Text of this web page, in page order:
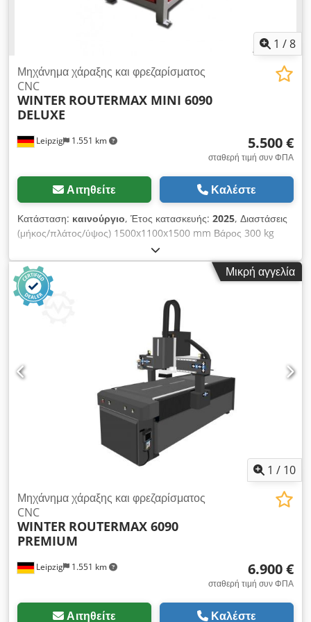
διάταξη- καθρέφτης για μηχανή λέιζερ.
1 /8
Leipzig 1.551 km
Μηχάνημα χάραξης και φρεζαρίσματος
CNC
WINTER ROUTERMAX MINI 6090
DELUXE
5.500 €
σταθερή τιμή συν ΦΠΑ
Αιτηθείτε Καλέστε
Κατάσταση: καινούργιο, Έτος κατασκευής: 2025, Διαστάσεις
(μήκος/πλάτος/ύψος) 1500x1100x1500 mm Βάρος 300 kg
Συνολική απαίτηση ισχύος 3,5 kW CNC μηχανή χάραξης και
φρεζαρίσματος ROUTERMAX MINI 6090 DELUXE - Περιοχή
εργασίας X - άξονας 600 mm - Αξονας εργασίας 90 mm -
Περιοχή εργασίας 0 mm curacy ±0,04/300 mm - Τραπέζι
εργασίας με υποδοχές T - Μέγ. ταχύτητα διαδρομής 10000
mm/min - Μέγ. ταχύτητα εργασίας 6000 mm/min - Κινητήρας
άξονα φρεζαρίσματος 2,2 kW, υδρόψυκτος - Διάμετρος βάσης
εργαλείου Collet 6 και 8 mm - Ταχύτητα άξονα φρεζαρίσματος
0-24000 rpm. Dodpev A Hb Isfx Anpokr - Βηματικοί κινητήρες
μετάδοσης κίνησης - Τάση AC 230 V/50 Hz - Οδηγός σε Y,
γραμμικός οδηγός κατεύθυνσης + σφαιρική βίδα - Οδηγός σε
X, γραμμικός οδηγός κατεύθυνσης Z + σφαιρική βίδα - Γλώσσα
εντολών G-code - Έλεγχος DSP (επιλογή ελέγχου MACH3) -
Διασύνδεση USB - Λογισμικό CAD/CAM Vectric 2D PRO -
Αισθητήρας μήκους εργαλείου 0-4% - Ambient L=1500,
W=1100, H=1500 mm - Βάρος 300 kg
Μικρή αγγελία
1 / 10
Leipzig 1.551 km
Μηχάνημα χάραξης και φρεζαρίσματος
CNC
WINTER ROUTERMAX 6090
PREMIUM
6.900 €
σταθερή τιμή συν ΦΠΑ
Αιτηθείτε Καλέστε